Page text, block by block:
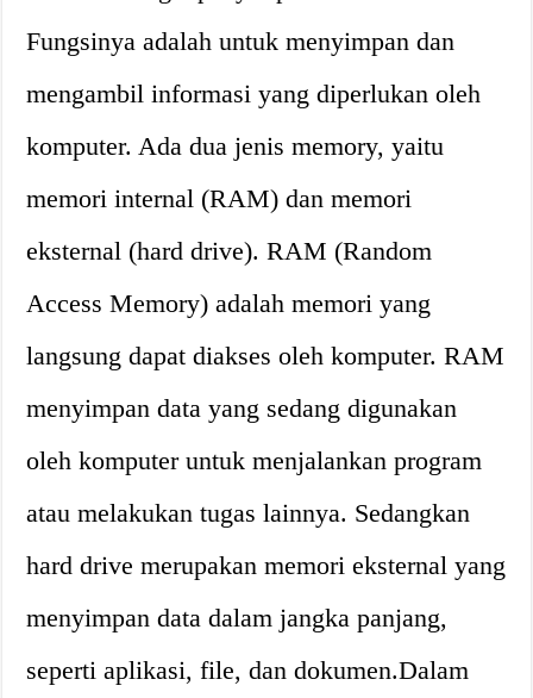
Fungsinya adalah untuk menyimpan dan
mengambil informasi yang diperlukan oleh
komputer. Ada dua jenis memory, yaitu
memori internal (RAM) dan memori
eksternal (hard drive). RAM (Random
Access Memory) adalah memori yang
langsung dapat diakses oleh komputer. RAM
menyimpan data yang sedang digunakan
oleh komputer untuk menjalankan program
atau melakukan tugas lainnya. Sedangkan
hard drive merupakan memori eksternal yang
menyimpan data dalam jangka panjang,
seperti aplikasi, file, dan dokumen.Dalam